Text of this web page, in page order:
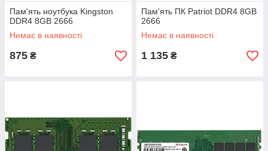
Пам'ять ноутбука Kingston
DDR4 8GB 2666
Немає в наявності
875 ₴
Пам'ять ПК Patriot DDR4 8GB
2666
Немає в наявності
1 135 ₴